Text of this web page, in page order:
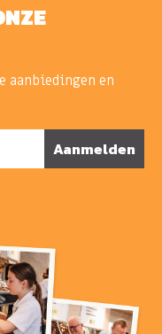
aanbiedingen en
Aanmelden